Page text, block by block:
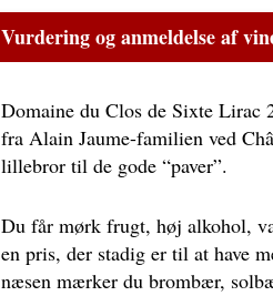
Vurdering og anmeldelse af
Domaine du Clos de Sixte Lirac
fra Alain Jaume-familien ved
lillebror til de gode “paver”.
Du får mørk frugt, høj alkohol,
en pris, der stadig er til at have
næsen mærker du brombær,